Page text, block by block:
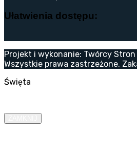
Ułatwienia dostępu:
Projekt i wykonanie: Twórcy
Wszystkie prawa zastrzeżone.
Święta